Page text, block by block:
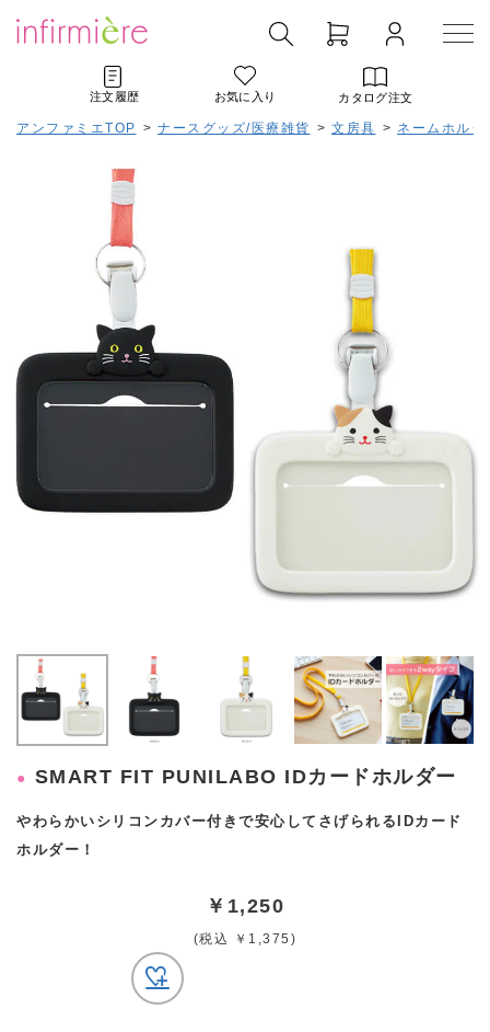
注文履歴 お気に入り カタログ注文
アンファミエTOP > ナースグッズ/医療雑貨 > 文房具 > ネームホルダ
SMART FIT PUNILABO IDカードホルダー
やわらかいシリコンカバー付きで安心してさげられるIDカード
ホルダー！
￥1,250
(税込 ￥1,375)